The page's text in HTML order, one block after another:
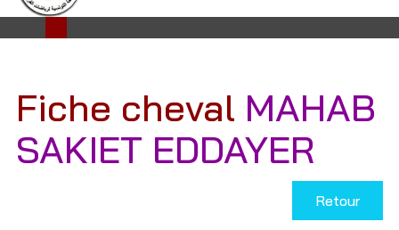
Fiche cheval MAHAB
SAKIET EDDAYER
Retour